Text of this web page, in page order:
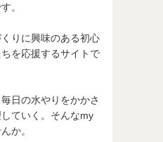
。
りに興味のある初心
を応援するサイトで
日の水やりをかかさ
ていく。そんなmy
か。